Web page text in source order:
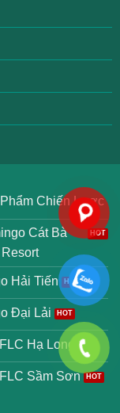
Chiến Lược
Cát Bà
Resort
Hải Tiến
Đại Lải
Hạ Long
Sầm Sơn